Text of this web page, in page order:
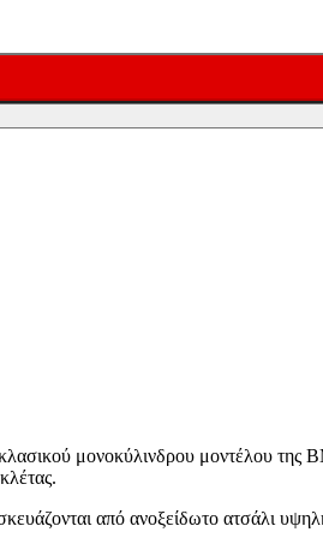
μονοκύλινδρου μοντέλου της
από ανοξείδωτο ατσάλι